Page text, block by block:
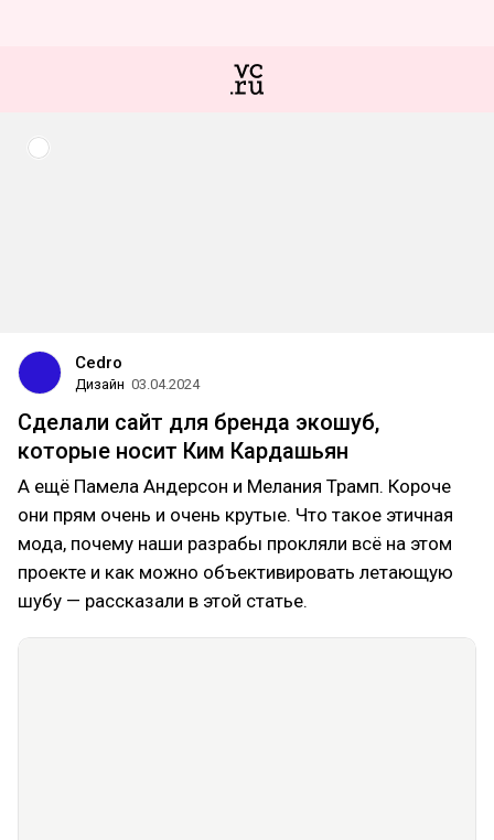
Сedro
Дизайн 03.04.2024
Сделали сайт для бренда экошуб,
которые носит Ким Кардашьян
А ещё Памела Андерсон и Мелания Трамп. Короче
они прям очень и очень крутые. Что такое этичная
мода, почему наши разрабы прокляли всё на этом
проекте и как можно объективировать летающую
шубу — рассказали в этой статье.